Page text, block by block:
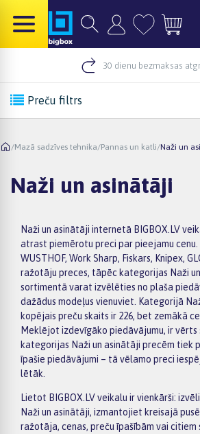
30 dienu bezmaksas
Preču filtrs
/Mazā sadzīves tehnika/Pannas un katli/Naži un
Naži un asinātāji
Naži un asinātāji internetā BIGBOX.LV
atrast piemērotu preci par pieejamu
WUSTHOF, Work Sharp, Fiskars, Knipex,
ražotāju preces, tāpēc kategorijas Naži
sortimentā varat izvēlēties no plaša
dažādus modeļus vienuviet. Kategorijā
kopējais preču skaits ir 226, bet zemākā
Meklējot izdevīgāko piedāvājumu, ir vērts
kategorijas Naži un asinātāji precēm tiek
īpašie piedāvājumi – tā vēlamo preci
lētāk.
Lietot BIGBOX.LV veikalu ir vienkārši:
Naži un asinātāji, izmantojiet kreisajā
ražotāja, cenas, preču īpašībām vai citiem